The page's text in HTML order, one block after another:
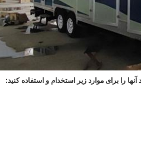
را برای موارد زیر استخدام و استفاده کنید: